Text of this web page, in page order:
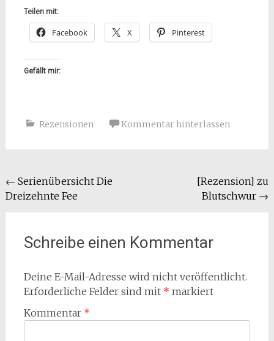
Teilen mit:
Facebook X Pinterest
Gefällt mir:
Rezensionen Kommentar hinterlassen
Beitragsnavigation
← Serienübersicht Die
Dreizehnte Fee
[Rezension] zu
Blutschwur →
Schreibe einen Kommentar
Deine E-Mail-Adresse wird nicht veröffentlicht.
Erforderliche Felder sind mit * markiert
Kommentar *